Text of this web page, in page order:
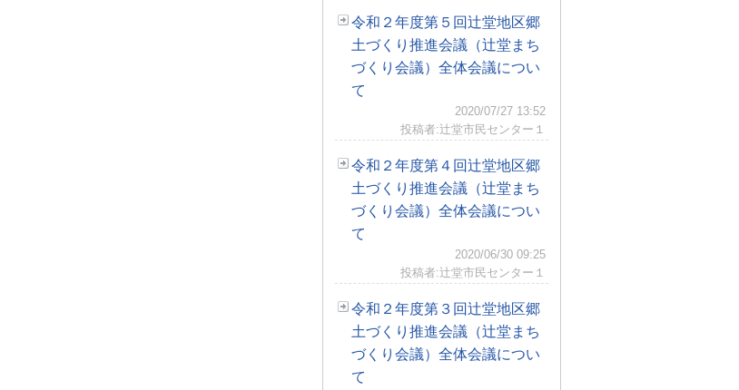
令和２年度第５回辻堂地区郷
土づくり推進会議（辻堂まち
づくり会議）全体会議につい
て
2020/07/27 13:52
投稿者:辻堂市民センター１
令和２年度第４回辻堂地区郷
土づくり推進会議（辻堂まち
づくり会議）全体会議につい
て
2020/06/30 09:25
投稿者:辻堂市民センター１
令和２年度第３回辻堂地区郷
土づくり推進会議（辻堂まち
づくり会議）全体会議につい
て